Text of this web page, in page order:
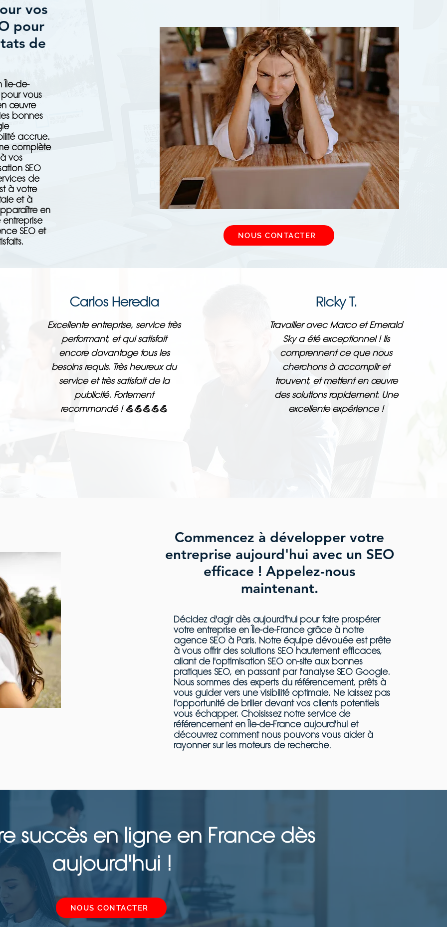
vos
pour
de
Île-de-
vous
œuvre
bonnes
accrue.
complète
vos
SEO
de
à votre
et à
en
entreprise
SEO et
NOUS CONTACTER
Carlos Heredia
Excellente entreprise, service très
performant, et qui satisfait
encore davantage tous les
besoins requis. Très heureux du
service et très satisfait de la
publicité. Fortement
recommandé ! 💪💪💪💪💪
Ricky T.
Travailler avec Marco et Emerald
Sky a été exceptionnel ! Ils
comprennent ce que nous
cherchons à accomplir et
trouvent, et mettent en œuvre
des solutions rapidement. Une
excellente expérience !
Commencez à développer votre
entreprise aujourd'hui avec un SEO
efficace ! Appelez-nous
maintenant.
Décidez d'agir dès aujourd'hui pour faire prospérer
votre entreprise en Île-de-France grâce à notre
agence SEO à Paris. Notre équipe dévouée est prête
à vous offrir des solutions SEO hautement efficaces,
allant de l'optimisation SEO on-site aux bonnes
pratiques SEO, en passant par l'analyse SEO Google.
Nous sommes des experts du référencement, prêts à
vous guider vers une visibilité optimale. Ne laissez pas
l'opportunité de briller devant vos clients potentiels
vous échapper. Choisissez notre service de
référencement en Île-de-France aujourd'hui et
découvrez comment nous pouvons vous aider à
rayonner sur les moteurs de recherche.
succès en ligne en France dès
aujourd'hui !
NOUS CONTACTER